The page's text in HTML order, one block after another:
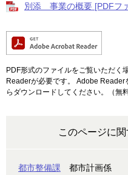
別添 事業の概要 [PDFフ
PDF形式のファイルをご覧いただく
Readerが必要です。
Adobe Reader
らダウンロードしてください。（無料
このページに
都市整備課
都市計画係